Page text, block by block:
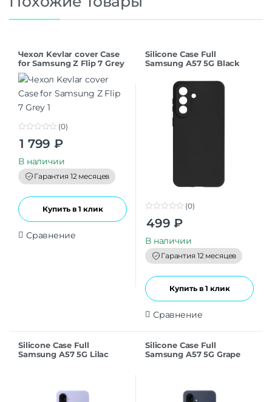
Чехол Kevlar cover Case
for Samsung Z Flip 7 Grey
t
o
f
5
(0)
1 799 ₽
В наличии
Гарантия 12 месяцев
Купить в 1 клик
Сравнение
Silicone Case Full
Samsung A57 5G Black
o
t
o
f
5
(0)
499 ₽
В наличии
Гарантия 12 месяцев
Купить в 1 клик
Сравнение
Silicone Case Full
Samsung A57 5G Lilac
Silicone Case Full
Samsung A57 5G Grape